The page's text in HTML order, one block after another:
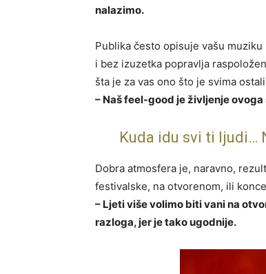
nalazimo.
Publika često opisuje vašu
i bez izuzetka popravlja
šta je za vas ono što je svima
– Naš feel-good je življenje
Kuda idu svi ti ljudi…
Dobra atmosfera je, naravno,
festivalske, na otvorenom, ili
– Ljeti više volimo biti vani na
razloga, jer je tako ugodnije.